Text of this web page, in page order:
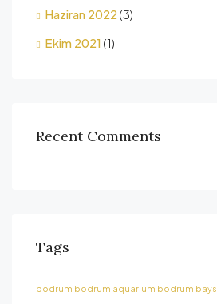
Haziran 2022 (3)
Ekim 2021 (1)
Recent Comments
Tags
bodrum bodrum aquarium bodrum bays